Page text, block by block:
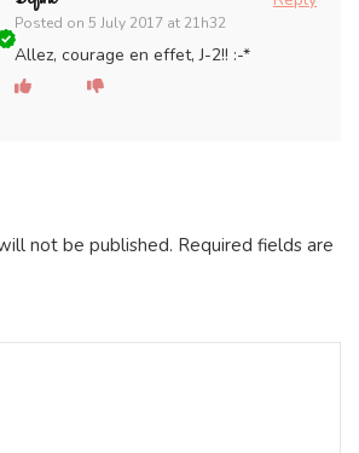
Posted on 5 July 2017 at 21h32
Allez, courage en effet, J-2!! :-*
not be published. Required fields are